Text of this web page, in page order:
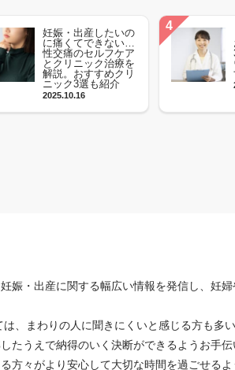
妊娠・出産したいの
に痛くてできない…
性交痛のセルフケア
とクリニック治療を
解説。おすすめクリ
ニック3選も紹介
2025.10.16
・出産に関する幅広い情報を発信し、妊
、まわりの人に聞きにくいと感じる方も多
うえで納得のいく決断ができるようお手
方々がより安心して大切な時間を過ごせる